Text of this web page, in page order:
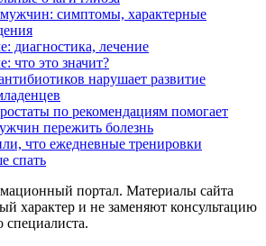
симптомы, характерные
диагностика, лечение
что это значит?
нарушает развитие
по рекомендациям помогает
пережить болезнь
что ежедневные тренировки
спать
портал. Материалы сайта
характер и не заменяют консультацию